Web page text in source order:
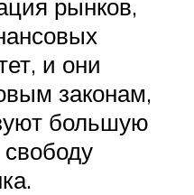
рынков,
и они
законам,
большую